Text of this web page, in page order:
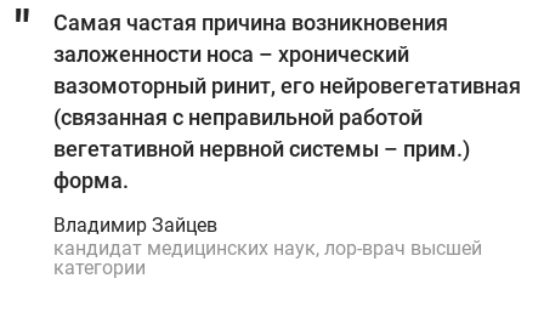
Самая частая причина возникновения
заложенности носа – хронический
вазомоторный ринит, его нейровегетативная
(связанная с неправильной работой
вегетативной нервной системы – прим.)
форма.
Владимир Зайцев
кандидат медицинских наук, лор-врач высшей
категории